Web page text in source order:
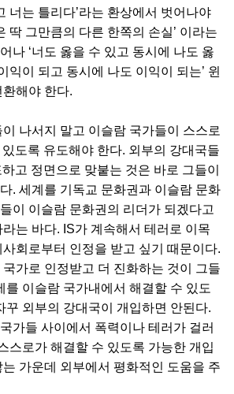
너는 틀리다’라는 환상에서 벗어나야
딱 그만큼의 다른 한쪽의 손실’ 이라는
나 ‘너도 옳을 수 있고 동시에 나도 옳
익이 되고 동시에 나도 이익이 되는’ 윈
해야 한다.
나서지 말고 이슬람 국가들이 스스로
있도록 유도해야 한다. 외부의 강대국들
고 정면으로 맞붙는 것은 바로 그들이
. 세계를 기독교 문화권과 이슬람 문화
이 이슬람 문화권의 리더가 되겠다고
는 바다. IS가 계속해서 테러로 이목
회로부터 인정을 받고 싶기 때문이다.
가로 인정받고 더 진화하는 것이 그들
를 이슬람 국가내에서 해결할 수 있도
꾸 외부의 강대국이 개입하면 안된다.
가들 사이에서 폭력이나 테러가 걸러
스로가 해결할 수 있도록 가능한 개입
가운데 외부에서 평화적인 도움을 주